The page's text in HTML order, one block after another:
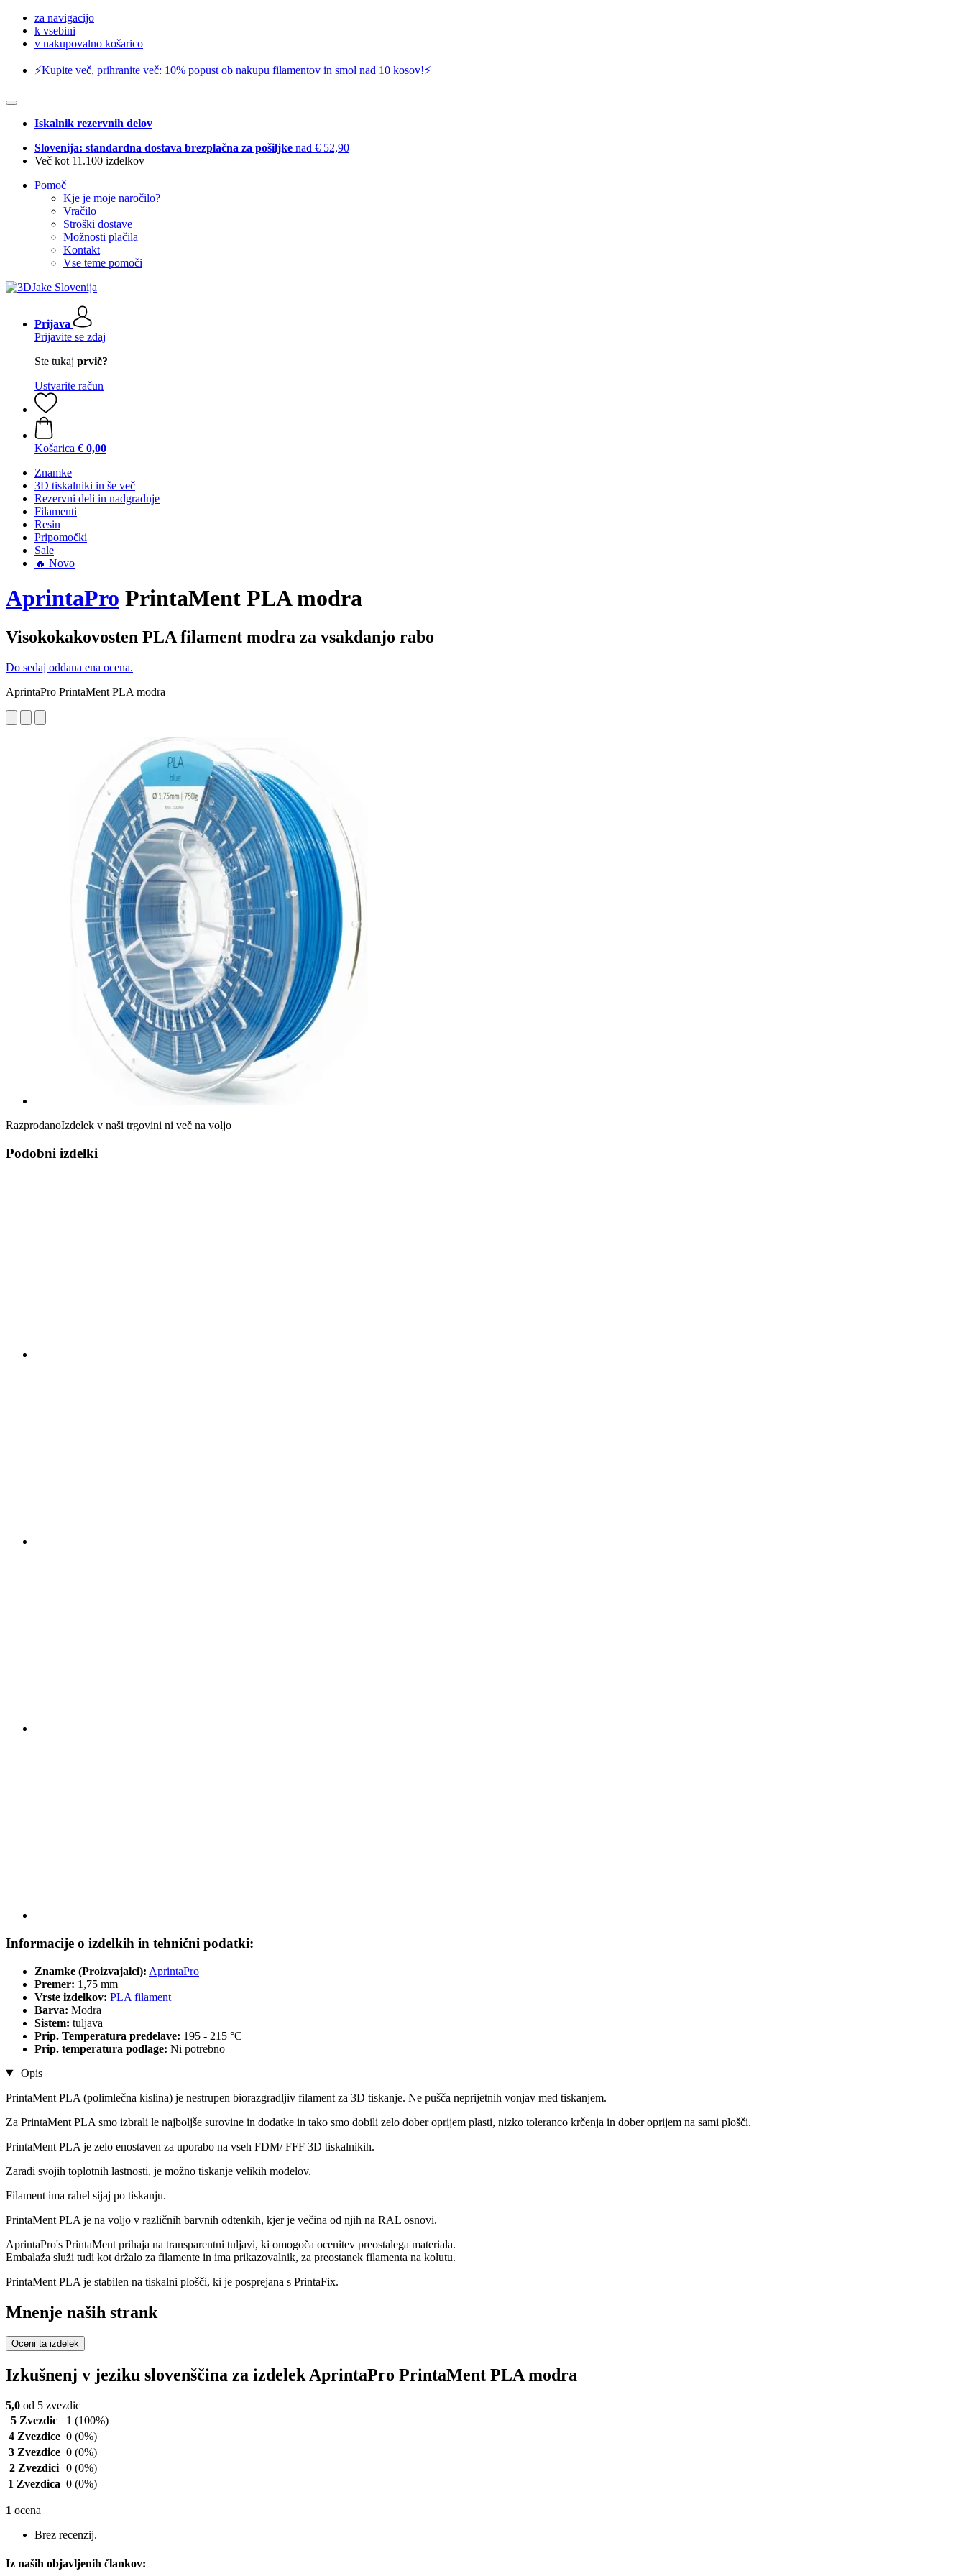
za navigacijo
k vsebini
v nakupovalno košarico
⚡️Kupite več, prihranite več: 10% popust ob nakupu filamentov in smol nad 10 kosov!⚡️
Iskalnik rezervnih delov
Slovenija: standardna dostava brezplačna za pošiljke nad € 52,90
Več kot 11.100 izdelkov
Pomoč
Kje je moje naročilo?
Vračilo
Stroški dostave
Možnosti plačila
Kontakt
Vse teme pomoči
Prijava
Prijavite se zdaj
Ste tukaj prvič?
Ustvarite račun
Košarica € 0,00
Znamke
3D tiskalniki in še več
Rezervni deli in nadgradnje
Filamenti
Resin
Pripomočki
Sale
🔥 Novo
AprintaPro PrintaMent PLA modra
Visokokakovosten PLA filament modra za vsakdanjo rabo
Do sedaj oddana ena ocena.
AprintaPro PrintaMent PLA modra
RazprodanoIzdelek v naši trgovini ni več na voljo
Podobni izdelki
Informacije o izdelkih in tehnični podatki:
Znamke (Proizvajalci): AprintaPro
Premer: 1,75 mm
Vrste izdelkov: PLA filament
Barva: Modra
Sistem: tuljava
Prip. Temperatura predelave: 195 - 215 °C
Prip. temperatura podlage: Ni potrebno
Opis
PrintaMent PLA (polimlečna kislina) je nestrupen biorazgradljiv filament za 3D tiskanje. Ne pušča neprijetnih vonjav med tiskanjem.
Za PrintaMent PLA smo izbrali le najboljše surovine in dodatke in tako smo dobili zelo dober oprijem plasti, nizko toleranco krčenja in dober oprijem na sami plošči.
PrintaMent PLA je zelo enostaven za uporabo na vseh FDM/ FFF 3D tiskalnikih.
Zaradi svojih toplotnih lastnosti, je možno tiskanje velikih modelov.
Filament ima rahel sijaj po tiskanju.
PrintaMent PLA je na voljo v različnih barvnih odtenkih, kjer je večina od njih na RAL osnovi.
AprintaPro's PrintaMent prihaja na transparentni tuljavi, ki omogoča ocenitev preostalega materiala.
Embalaža služi tudi kot držalo za filamente in ima prikazovalnik, za preostanek filamenta na kolutu.
PrintaMent PLA je stabilen na tiskalni plošči, ki je posprejana s PrintaFix.
Mnenje naših strank
Oceni ta izdelek
Izkušnenj v jeziku slovenščina za izdelek AprintaPro PrintaMent PLA modra
5,0 od 5 zvezdic
5 Zvezdic
1 (100%)
4 Zvezdice 0 (0%)
3 Zvezdice 0 (0%)
2 Zvezdici 0 (0%)
1 Zvezdica 0 (0%)
1 ocena
Brez recenzij.
Iz naših objavljenih člankov: